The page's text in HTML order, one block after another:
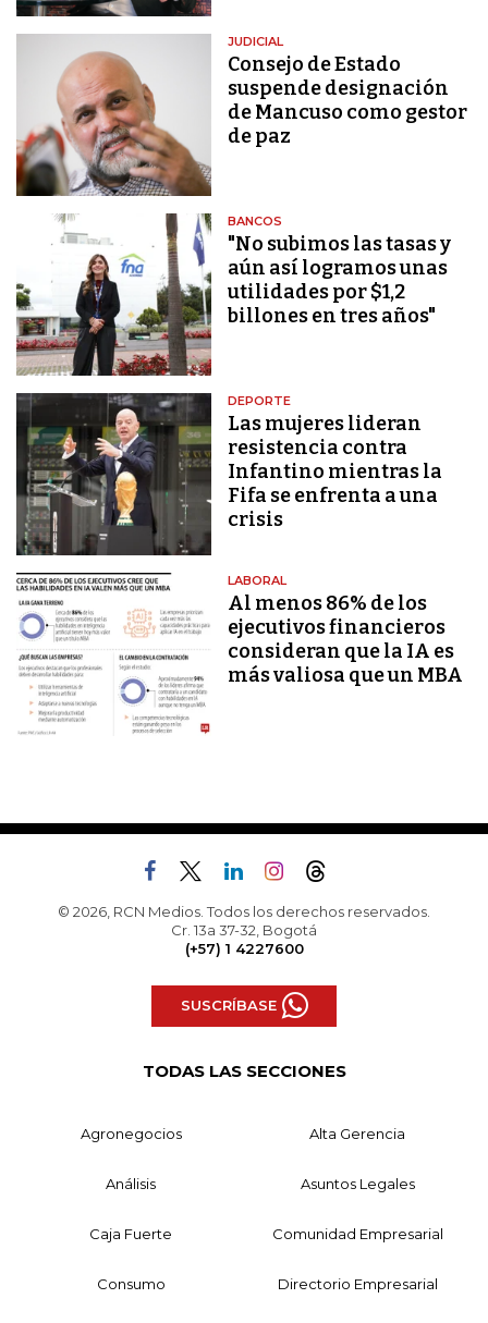
JUDICIAL
Consejo de Estado
suspende designación
de Mancuso como gestor
de paz
BANCOS
"No subimos las tasas y
aún así logramos unas
utilidades por $1,2
billones en tres años"
DEPORTE
Las mujeres lideran
resistencia contra
Infantino mientras la
Fifa se enfrenta a una
crisis
LABORAL
Al menos 86% de los
ejecutivos financieros
consideran que la IA es
más valiosa que un MBA
© 2026, RCN Medios. Todos los derechos reservados.
Cr. 13a 37-32, Bogotá
(+57) 1 4227600
SUSCRÍBASE
TODAS LAS SECCIONES
Agronegocios Alta Gerencia
Análisis Asuntos Legales
Caja Fuerte Comunidad Empresarial
Consumo Directorio Empresarial